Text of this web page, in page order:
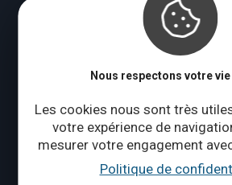
Nous respectons votre vie
Les cookies nous sont très
votre expérience de
mesurer votre engagement
Politique de
Mardi à jeudi : 09:00 –
Vendredi à dimanche :
CONTACTEZ-
Suivez-nous